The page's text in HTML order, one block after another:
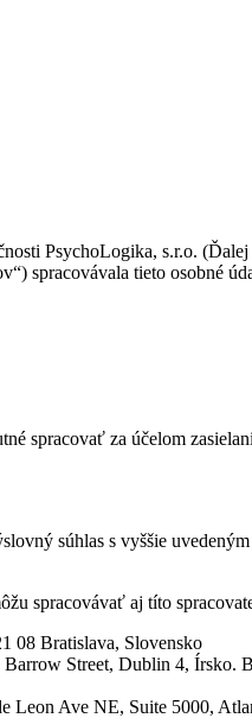
PsychoLogika, s.r.o.
spracovávala tieto osobné
spracovať za účelom
súhlas s vyššie
spracovávať aj títo
08 Bratislava, Slovensko
Street, Dublin 4, Írsko.
Leon Ave NE, Suite 5000,